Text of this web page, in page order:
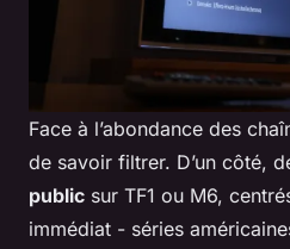
Face à l’abondance des
de savoir filtrer. D’un côté,
public sur TF1 ou M6,
immédiat - séries